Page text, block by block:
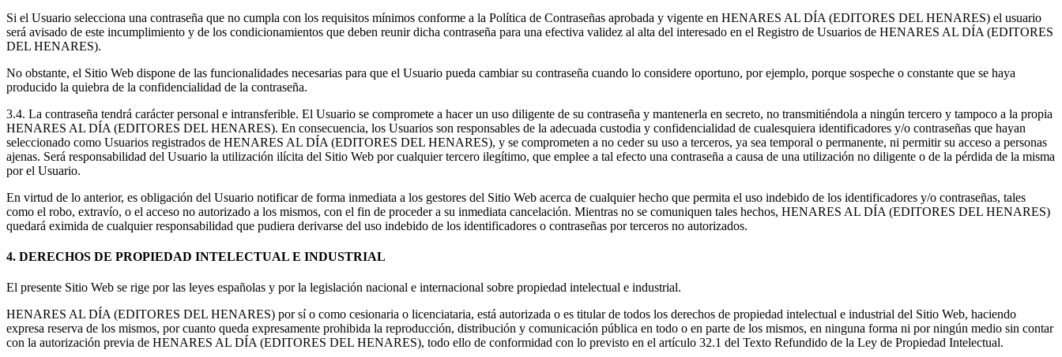
Si el Usuario selecciona una contraseña que no cumpla con los requisitos mínimos conforme a la Política de Contraseñas aprobada y vigente en HENARES AL DÍA (EDITORES DEL HENARES) el usuario
será avisado de este incumplimiento y de los condicionamientos que deben reunir dicha contraseña para una efectiva validez al alta del interesado en el Registro de Usuarios de HENARES AL DÍA (EDITORES
DEL HENARES).
No obstante, el Sitio Web dispone de las funcionalidades necesarias para que el Usuario pueda cambiar su contraseña cuando lo considere oportuno, por ejemplo, porque sospeche o constante que se haya
producido la quiebra de la confidencialidad de la contraseña.
3.4. La contraseña tendrá carácter personal e intransferible. El Usuario se compromete a hacer un uso diligente de su contraseña y mantenerla en secreto, no transmitiéndola a ningún tercero y tampoco a la propia
HENARES AL DÍA (EDITORES DEL HENARES). En consecuencia, los Usuarios son responsables de la adecuada custodia y confidencialidad de cualesquiera identificadores y/o contraseñas que hayan
seleccionado como Usuarios registrados de HENARES AL DÍA (EDITORES DEL HENARES), y se comprometen a no ceder su uso a terceros, ya sea temporal o permanente, ni permitir su acceso a personas
ajenas. Será responsabilidad del Usuario la utilización ilícita del Sitio Web por cualquier tercero ilegítimo, que emplee a tal efecto una contraseña a causa de una utilización no diligente o de la pérdida de la misma
por el Usuario.
En virtud de lo anterior, es obligación del Usuario notificar de forma inmediata a los gestores del Sitio Web acerca de cualquier hecho que permita el uso indebido de los identificadores y/o contraseñas, tales
como el robo, extravío, o el acceso no autorizado a los mismos, con el fin de proceder a su inmediata cancelación. Mientras no se comuniquen tales hechos, HENARES AL DÍA (EDITORES DEL HENARES)
quedará eximida de cualquier responsabilidad que pudiera derivarse del uso indebido de los identificadores o contraseñas por terceros no autorizados.
4. DERECHOS DE PROPIEDAD INTELECTUAL E INDUSTRIAL
El presente Sitio Web se rige por las leyes españolas y por la legislación nacional e internacional sobre propiedad intelectual e industrial.
HENARES AL DÍA (EDITORES DEL HENARES) por sí o como cesionaria o licenciataria, está autorizada o es titular de todos los derechos de propiedad intelectual e industrial del Sitio Web, haciendo
expresa reserva de los mismos, por cuanto queda expresamente prohibida la reproducción, distribución y comunicación pública en todo o en parte de los mismos, en ninguna forma ni por ningún medio sin contar
con la autorización previa de HENARES AL DÍA (EDITORES DEL HENARES), todo ello de conformidad con lo previsto en el artículo 32.1 del Texto Refundido de la Ley de Propiedad Intelectual.